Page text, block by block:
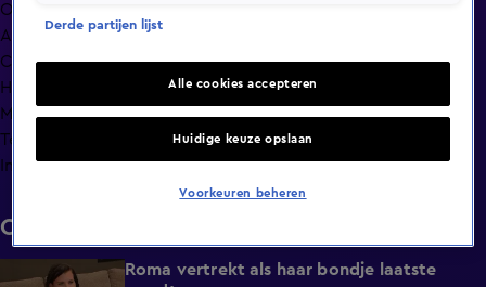
Overzicht
Afleveringen
Clips
Hoe is het nu met?
Macdate met Nick Eshuis
Terugblik
Info
Clips
Roma vertrekt als haar bondje laatste
Derde partijen lijst
Alle cookies accepteren
Huidige keuze opslaan
Voorkeuren beheren